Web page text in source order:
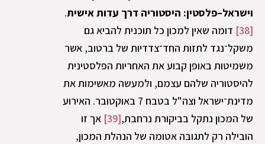
וישראל–פלסטין: היסטוריה דרך עדות אישית.
דומה שאין למכון כל תוכנית להביא גם
משקל־נגד לתזות החד־צדדיות של ברטוב, אשר
משמיטות באופן קבוע את האחריות הפלסטינית
להיסטוריה שלהם עצמם, ולמעשה מאשימות את
מדינת־ישראל וצה"ל בטבח 7 באוקטובר. האירוע
של המכון נתקל בביקורת נרחבת,[39]
אך זו
הובילה רק לתגובה אטומה של הנהלת המכון,